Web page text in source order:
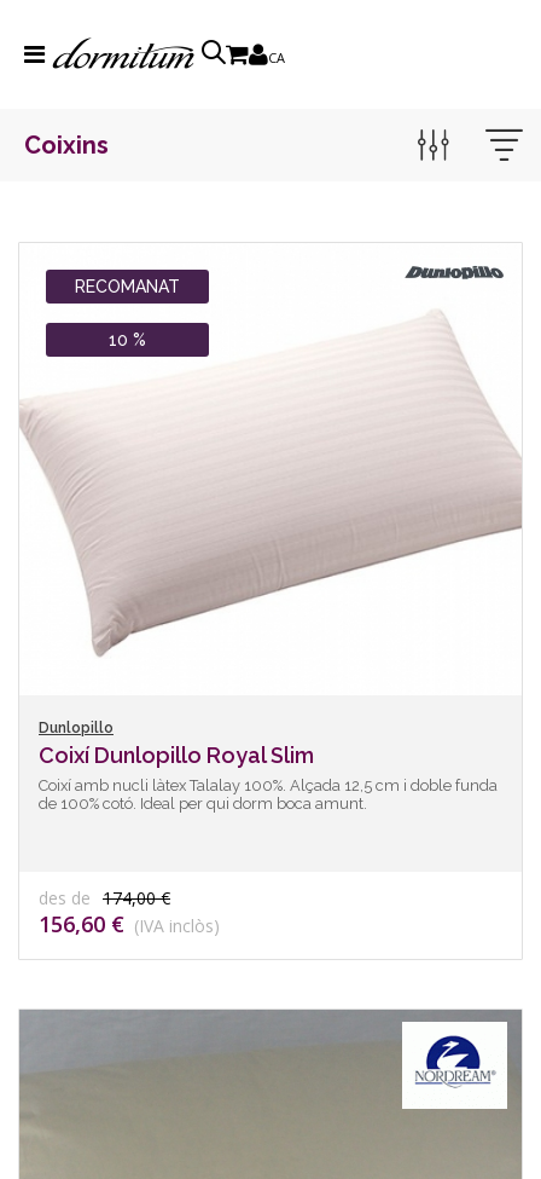
CA
Coixins
RECOMANAT
10 %
Dunlopillo
Coixí Dunlopillo Royal Slim
Coixí amb nucli làtex Talalay 100%. Alçada 12,5 cm i doble funda
de 100% cotó. Ideal per qui dorm boca amunt.
des de 174,00 €
156,60 € (IVA inclòs)